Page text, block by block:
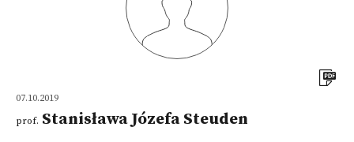
07.10.2019
prof. Stanisława Józefa Steuden